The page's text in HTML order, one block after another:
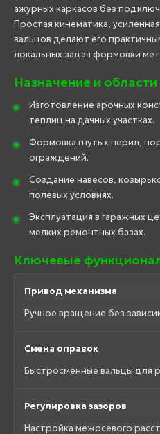
ажурных каркасов без
Простая кинематика,
вальцов делают его
локальных задач формовки
Назначение и
Изготовление арочных
теплиц на дачных участках.
Формовка гнутых перил,
ограждений.
Создание навесов,
полевых условиях.
Эксплуатация в гаражных
мелких ремонтных базах.
Ключевые
Привод механизма
Ручное вращение без
Смена оправок
Быстросменные вальцы для
Регулировка зазоров
Настройка межосевого